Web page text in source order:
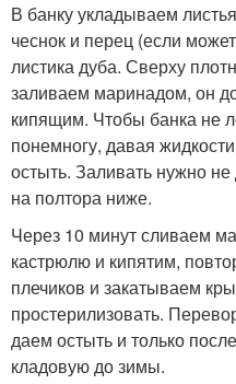
В банку укладываем
чеснок и перец (если
листика дуба. Сверху
заливаем маринадом, он
кипящим. Чтобы банка не
понемногу, давая
остыть. Заливать нужно
на полтора ниже.
Через 10 минут сливаем
кастрюлю и кипятим,
плечиков и закатываем
простерилизовать.
даем остыть и только
кладовую до зимы.